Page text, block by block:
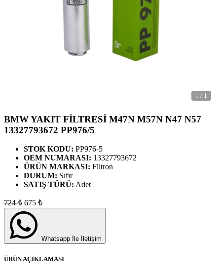
1 / 1
BMW YAKIT FİLTRESİ M47N M57N N47 N57
13327793672 PP976/5
STOK KODU: PP976-5
OEM NUMARASI: 13327793672
ÜRÜN MARKASI: Filtron
DURUM: Sıfır
SATIŞ TÜRÜ: Adet
724₺ 675 ₺
Whatsapp İle İletişim
ÜRÜN AÇIKLAMASI